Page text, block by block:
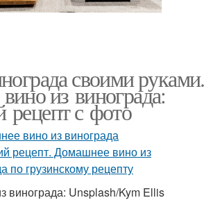
своими руками.
из винограда:
с фото
винограда: Unsplash/Kym Ellis